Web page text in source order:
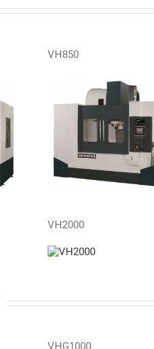
VH850
VH2000